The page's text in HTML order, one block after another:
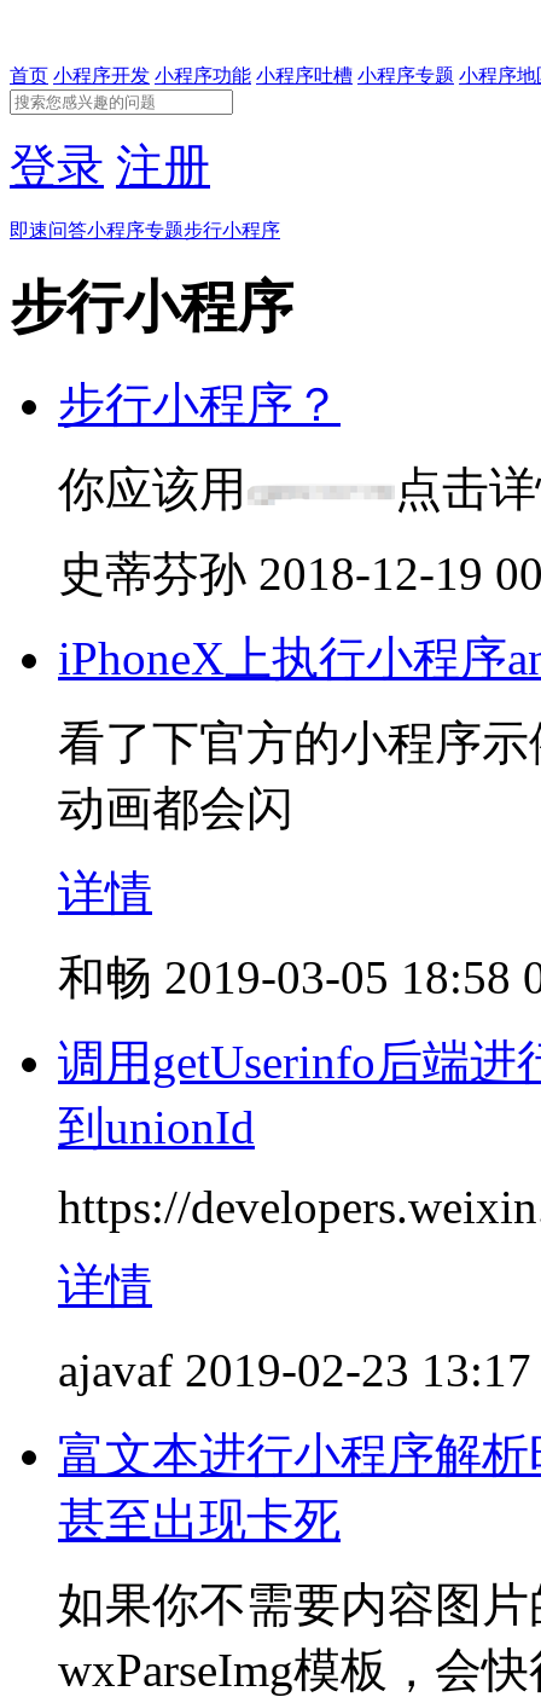
首页 小程序开发 小程序功能 小程序吐槽 小程序专题 小程序地
登录 注册
即速问答小程序专题步行小程序
步行小程序
步行小程序？
你应该用
点击
史蒂芬孙 2018-12-19
iPhoneX上执行小程序
看了下官方的小程序
动画都会闪
详情
和畅 2019-03-05 18:58
调用getUserinfo后端进
到unionId
https://
详情
ajavaf 2019-02-23 13:17
富文本进行小程序解
甚至出现卡死
如果你不需要内容图
wxParseImg模板，会